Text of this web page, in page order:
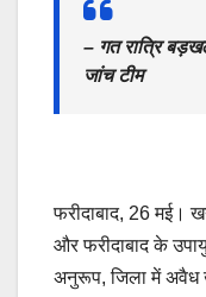
– गत रात्रि
जांच टीम
फरीदाबाद, 26 मई।
और फरीदाबाद के
अनुरूप, जिला में अवैध